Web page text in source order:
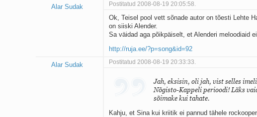
Alar Sudak Postitatud 2008-08-19 20:05:58.
Ok, Teisel pool vett sõnade autor on tõesti Lehte
on siiski Alender.
Sa väidad aga põikpäiselt, et Alenderi meloodiaid
http://ruja.ee/?p=song&id=92
Alar Sudak Postitatud 2008-08-19 20:33:33.
Jah, eksisin, oli jah, vist selles
Nõgisto-Kappeli perioodi! Läks
sõimake kui tahate.
Kahju, et Sina kui kriitik ei pannud tähele